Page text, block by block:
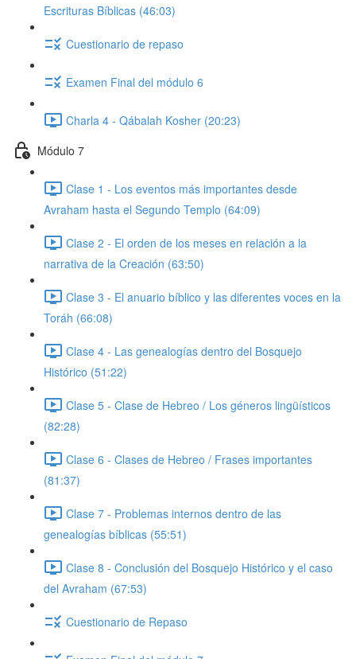
Escrituras Bíblicas (46:03)
Cuestionario de repaso
Examen Final del módulo 6
Charla 4 - Qábalah Kosher (20:23)
Módulo 7
Clase 1 - Los eventos más importantes desde
Avraham hasta el Segundo Templo (64:09)
Clase 2 - El orden de los meses en relación a la
narrativa de la Creación (63:50)
Clase 3 - El anuario bíblico y las diferentes voces en la
Toráh (66:08)
Clase 4 - Las genealogías dentro del Bosquejo
Histórico (51:22)
Clase 5 - Clase de Hebreo / Los géneros lingüísticos
(82:28)
Clase 6 - Clases de Hebreo / Frases importantes
(81:37)
Clase 7 - Problemas internos dentro de las
genealogías bíblicas (55:51)
Clase 8 - Conclusión del Bosquejo Histórico y el caso
del Avraham (67:53)
Cuestionario de Repaso